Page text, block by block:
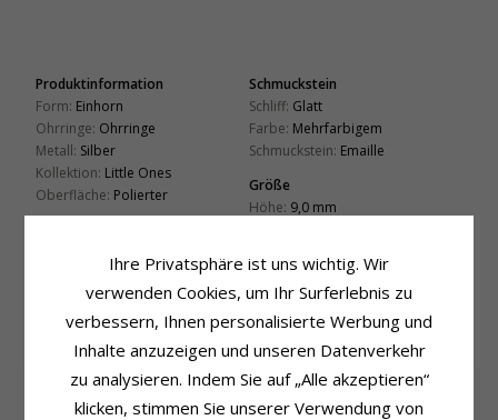
Produktinformation
Form: Einhorn
Ohrringe: Ohrringe
Metall: Silber
Kollektion: Little Ones
Oberfläche: Polierter
Schmuckstein
Schliff: Glatt
Farbe: Mehrfarbigem
Schmuckstein: Emaille
Größe
Höhe: 9,0 mm
Lieferzeit: 4-5 Werktage
VERWANDTE PRODUKTE
Ihre Privatsphäre ist uns wichtig. Wir
verwenden Cookies, um Ihr Surferlebnis zu
verbessern, Ihnen personalisierte Werbung und
Inhalte anzuzeigen und unseren Datenverkehr
zu analysieren. Indem Sie auf „Alle akzeptieren“
klicken, stimmen Sie unserer Verwendung von